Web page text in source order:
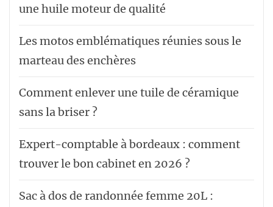
une huile moteur de qualité
Les motos emblématiques réunies sous le
marteau des enchères
Comment enlever une tuile de céramique
sans la briser ?
Expert-comptable à bordeaux : comment
trouver le bon cabinet en 2026 ?
Sac à dos de randonnée femme 20L :